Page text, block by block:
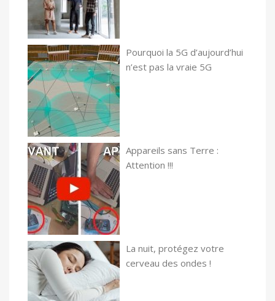
Pourquoi la 5G d’aujourd’hui
n’est pas la vraie 5G
Appareils sans Terre :
Attention !!!
La nuit, protégez votre
cerveau des ondes !